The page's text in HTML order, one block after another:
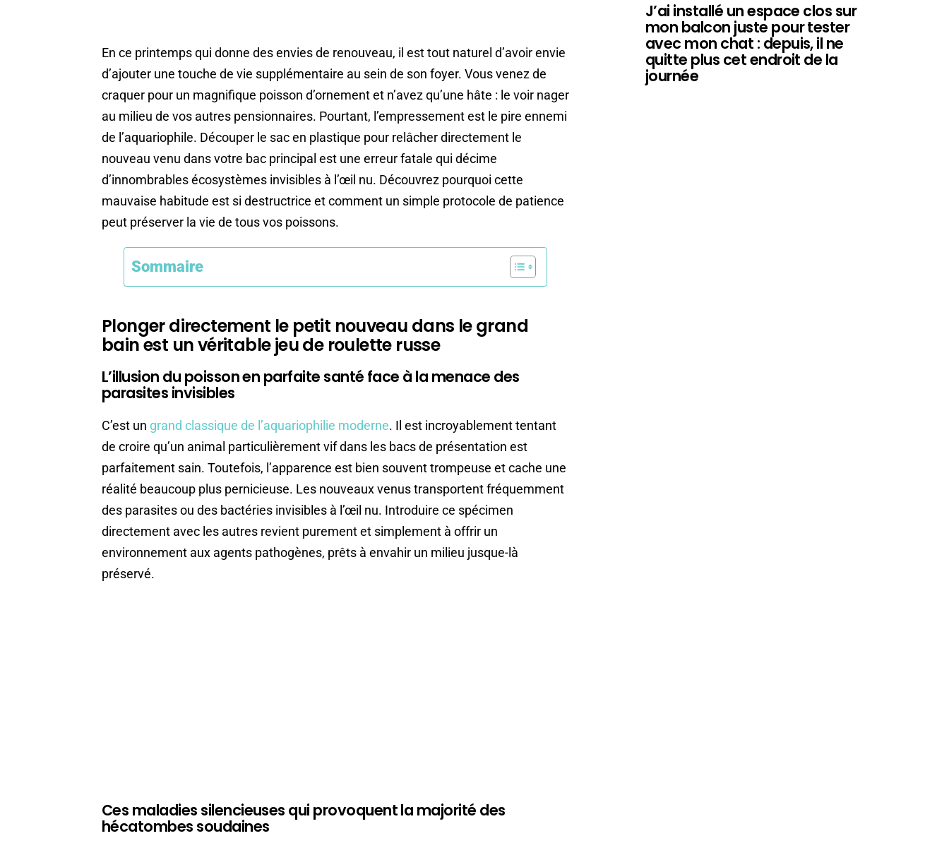
En ce printemps qui donne des envies de renouveau, il est tout naturel d’avoir envie
d’ajouter une touche de vie supplémentaire au sein de son foyer. Vous venez de
craquer pour un magnifique poisson d’ornement et n’avez qu’une hâte : le voir nager
au milieu de vos autres pensionnaires. Pourtant, l’empressement est le pire ennemi
de l’aquariophile. Découper le sac en plastique pour relâcher directement le
nouveau venu dans votre bac principal est une erreur fatale qui décime
d’innombrables écosystèmes invisibles à l’œil nu. Découvrez pourquoi cette
mauvaise habitude est si destructrice et comment un simple protocole de patience
peut préserver la vie de tous vos poissons.
Sommaire
Plonger directement le petit nouveau dans le grand
bain est un véritable jeu de roulette russe
L’illusion du poisson en parfaite santé face à la menace des
parasites invisibles
C’est un grand classique de l’aquariophilie moderne. Il est incroyablement tentant
de croire qu’un animal particulièrement vif dans les bacs de présentation est
parfaitement sain. Toutefois, l’apparence est bien souvent trompeuse et cache une
réalité beaucoup plus pernicieuse. Les nouveaux venus transportent fréquemment
des parasites ou des bactéries invisibles à l’œil nu. Introduire ce spécimen
directement avec les autres revient purement et simplement à offrir un
environnement aux agents pathogènes, prêts à envahir un milieu jusque-là
préservé.
Ces maladies silencieuses qui provoquent la majorité des
hécatombes soudaines
J’ai installé un espace clos sur
mon balcon juste pour tester
avec mon chat : depuis, il ne
quitte plus cet endroit de la
journée